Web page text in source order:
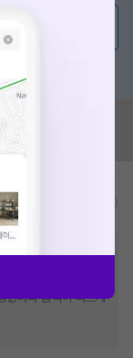
러가기
비급여/급여 진료란?
는 급여 진료 기준 가
원마다 금액이 다르게